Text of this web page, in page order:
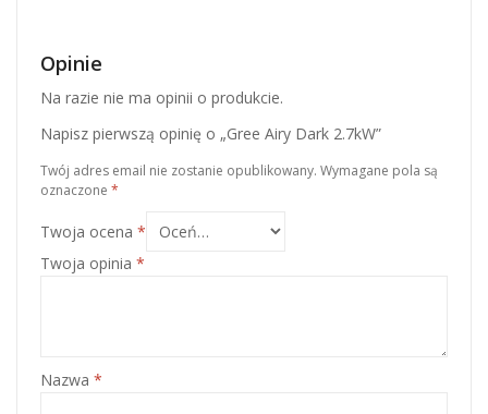
Opinie
Na razie nie ma opinii o produkcie.
Napisz pierwszą opinię o „Gree Airy Dark 2.7kW”
Twój adres email nie zostanie opublikowany. Wymagane pola są
oznaczone *
Twoja ocena *
Twoja opinia *
Nazwa *